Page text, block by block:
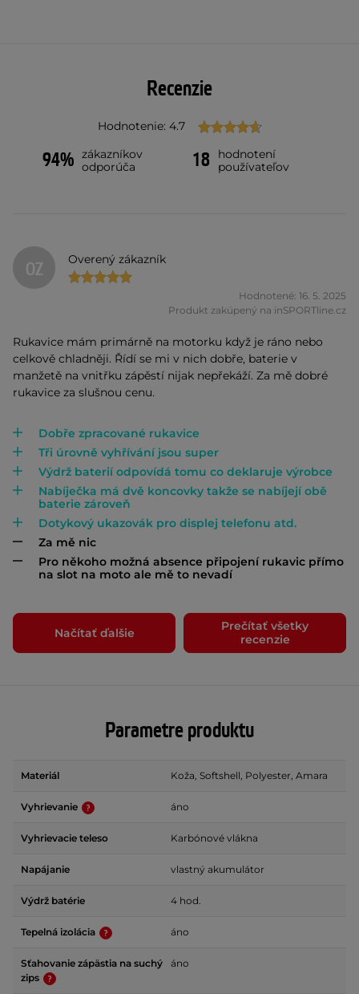
Recenzie
Hodnotenie: 4.7
94% zákazníkov
odporúča
18
hodnotení
používateľov
OZ Overený zákazník
Hodnotené: 16. 5. 2025
Produkt zakúpený na inSPORTline.cz
Rukavice mám primárně na motorku když je ráno nebo
celkově chladněji. Řídí se mi v nich dobře, baterie v
manžetě na vnitřku zápěstí nijak nepřekáží. Za mě dobré
rukavice za slušnou cenu.
Dobře zpracované rukavice
Tři úrovně vyhřívání jsou super
Výdrž baterií odpovídá tomu co deklaruje výrobce
Nabíječka má dvě koncovky takže se nabíjejí obě
baterie zároveň
Dotykový ukazovák pro displej telefonu atd.
Za mě nic
Pro někoho možná absence připojení rukavic přímo
na slot na moto ale mě to nevadí
Načítať ďalšie
Prečítať všetky
recenzie
Parametre produktu
Materiál Koža, Softshell, Polyester, Amara
Vyhrievanie áno
Vyhrievacie teleso Karbónové vlákna
Napájanie vlastný akumulátor
Výdrž batérie 4 hod.
Tepelná izolácia áno
Sťahovanie zápästia na suchý
zips
áno